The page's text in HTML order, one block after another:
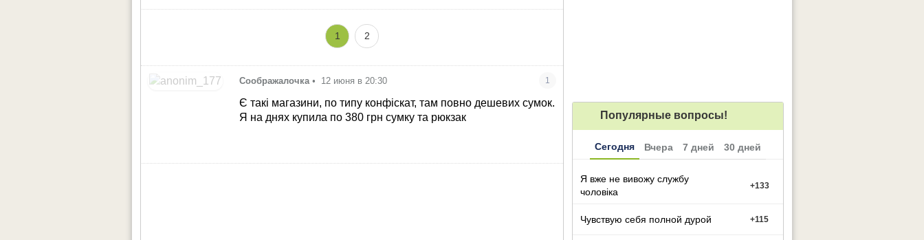
1 2
Соображалочка • 12 июня в 20:30 1
Є такі магазини, по типу конфіскат, там повно дешевих сумок.
Я на днях купила по 380 грн сумку та рюкзак
Популярные вопросы!
Сегодня Вчера 7 дней 30 дней
Я вже не вивожу службу
чоловіка
+133
Чувствую себя полной дурой +115